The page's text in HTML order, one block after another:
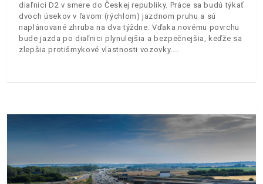
diaľnici D2 v smere do Českej republiky. Práce sa budú týkať
dvoch úsekov v ľavom (rýchlom) jazdnom pruhu a sú
naplánované zhruba na dva týždne. Vďaka novému povrchu
bude jazda po diaľnici plynulejšia a bezpečnejšia, keďže sa
zlepšia protišmykové vlastnosti vozovky.